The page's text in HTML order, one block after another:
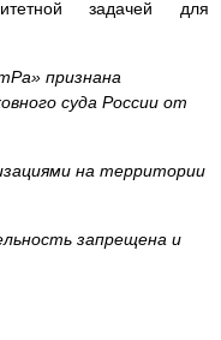
задачей для
признана
суда России от
на территории
запрещена и